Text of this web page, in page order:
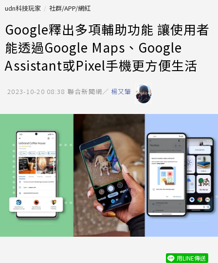
udn科技玩家 社群/APP/網紅
Google釋出多項輔助功能 讓使用者
能透過Google Maps、Google
Assistant或Pixel手機更方便生活
2023-10-20 08:38 聯合新聞網／ 楊又肇
用LINE傳送